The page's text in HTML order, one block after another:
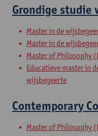
Grondige studie
Master in de
Master in de
Master of Philosophy
Educatieve master in
wijsbegeerte
Contemporary
Master of Philosophy